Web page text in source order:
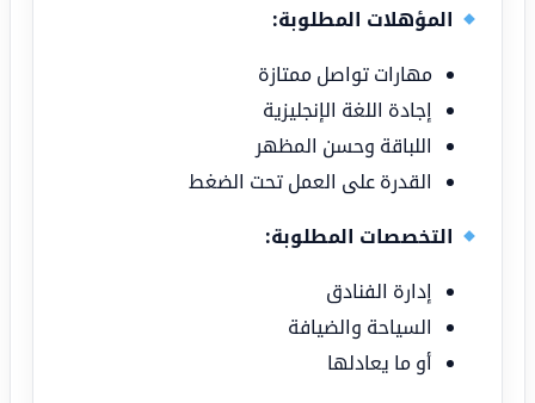
المؤهلات المطلوبة:
مهارات تواصل ممتازة
إجادة اللغة الإنجليزية
اللباقة وحسن المظهر
القدرة على العمل تحت الضغط
التخصصات المطلوبة:
إدارة الفنادق
السياحة والضيافة
أو ما يعادلها